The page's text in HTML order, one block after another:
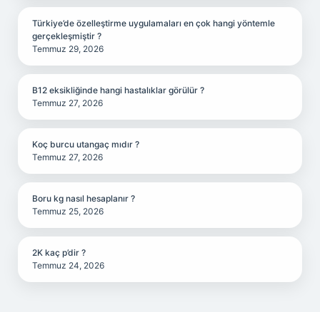
Türkiye’de özelleştirme uygulamaları en çok hangi yöntemle
gerçekleşmiştir ?
Temmuz 29, 2026
B12 eksikliğinde hangi hastalıklar görülür ?
Temmuz 27, 2026
Koç burcu utangaç mıdır ?
Temmuz 27, 2026
Boru kg nasıl hesaplanır ?
Temmuz 25, 2026
2K kaç p’dir ?
Temmuz 24, 2026